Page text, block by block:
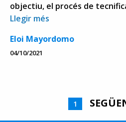
objectiu, el procés de
Llegir més
Eloi Mayordomo
04/10/2021
1